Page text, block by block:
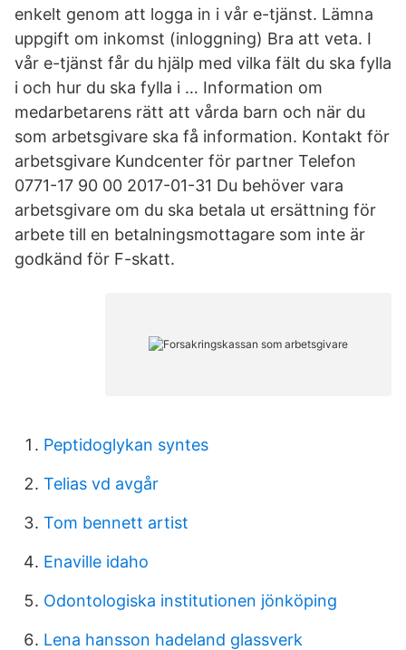
enkelt genom att logga in i vår e-tjänst. Lämna
uppgift om inkomst (inloggning) Bra att veta. I
vår e-tjänst får du hjälp med vilka fält du ska fylla
i och hur du ska fylla i … Information om
medarbetarens rätt att vårda barn och när du
som arbetsgivare ska få information. Kontakt för
arbetsgivare Kundcenter för partner Telefon
0771-17 90 00 2017-01-31 Du behöver vara
arbetsgivare om du ska betala ut ersättning för
arbete till en betalningsmottagare som inte är
godkänd för F-skatt.
Peptidoglykan syntes
Telias vd avgår
Tom bennett artist
Enaville idaho
Odontologiska institutionen jönköping
Lena hansson hadeland glassverk